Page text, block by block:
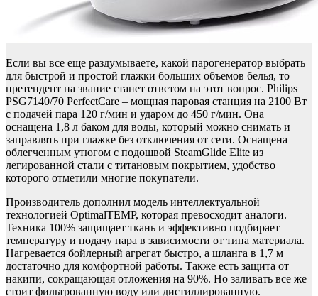
Если вы все еще раздумываете, какой парогенератор выбрать
для быстрой и простой глажки больших объемов белья, то
претендент на звание станет ответом на этот вопрос. Philips
PSG7140/70 PerfectCare – мощная паровая станция на 2100 Вт
с подачей пара 120 г/мин и ударом до 450 г/мин. Она
оснащена 1,8 л баком для воды, который можно снимать и
заправлять при глажке без отключения от сети. Оснащена
облегченным утюгом с подошвой SteamGlide Elite из
легированной стали с титановым покрытием, удобство
которого отметили многие покупатели.
Производитель дополнил модель интеллектуальной
технологией OptimalTEMP, которая превосходит аналоги.
Техника 100% защищает ткань и эффективно подбирает
температуру и подачу пара в зависимости от типа материала.
Нагревается бойлерный агрегат быстро, а шланга в 1,7 м
достаточно для комфортной работы. Также есть защита от
накипи, сокращающая отложения на 90%. Но заливать все же
стоит фильтрованную воду или дистиллированную.